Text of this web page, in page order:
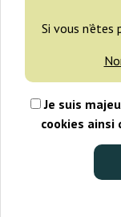
Si vous
Je suis
cookies